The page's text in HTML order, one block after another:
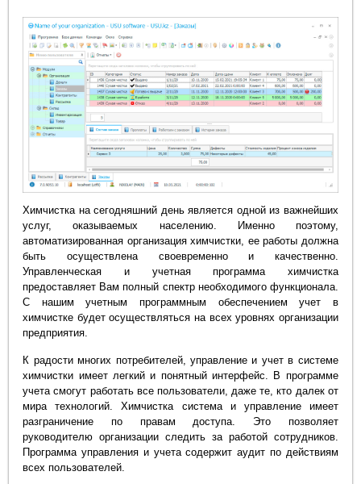
Химчистка на сегодняшний день является одной из важнейших
услуг, оказываемых населению. Именно поэтому,
автоматизированная организация химчистки, ее работы должна
быть осуществлена своевременно и качественно.
Управленческая и учетная программа химчистка
предоставляет Вам полный спектр необходимого функционала.
С нашим учетным программным обеспечением учет в
химчистке будет осуществляться на всех уровнях организации
предприятия.
К радости многих потребителей, управление и учет в системе
химчистки имеет легкий и понятный интерфейс. В программе
учета смогут работать все пользователи, даже те, кто далек от
мира технологий. Химчистка система и управление имеет
разграничение по правам доступа. Это позволяет
руководителю организации следить за работой сотрудников.
Программа управления и учета содержит аудит по действиям
всех пользователей.